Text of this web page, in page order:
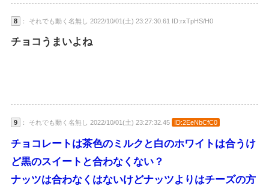
8 ： それでも動く名無し 2022/10/01(土) 23:27:30.61 ID:rxTpHS/H0
チョコうまいよね
9 ： それでも動く名無し 2022/10/01(土) 23:27:32.45 ID:2EeNbCfC0
チョコレートは茶色のミルクと白のホワイトは合うけ
ど黒のスイートと合わなくない？
ナッツは合わなくはないけどナッツよりはチーズの方